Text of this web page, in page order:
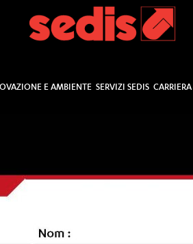
E AMBIENTE SERVIZI SEDIS CARRIERA